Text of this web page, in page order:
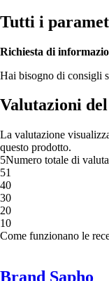
Tutti i
Richiesta di
Hai bisogno di consigli
Valutazioni
La valutazione
questo prodotto.
5Numero totale di
51
40
30
20
10
Come funzionano le
Brand Sapho